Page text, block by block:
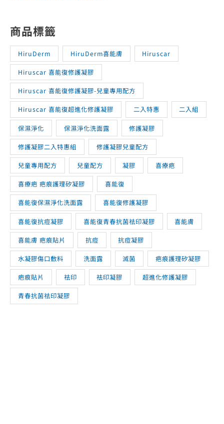
商品標籤
HiruDerm HiruDerm喜能膚 Hiruscar
Hiruscar 喜能復修護凝膠
Hiruscar 喜能復修護凝膠-兒童專用配方
Hiruscar 喜能復超進化修護凝膠 二入特惠 二入組
保濕淨化 保濕淨化洗面露 修護凝膠
修護凝膠二入特惠組 修護凝膠兒童配方
兒童專用配方 兒童配方 凝膠 喜療疤
喜療疤 疤痕護理矽凝膠 喜能復
喜能復保濕淨化洗面露 喜能復修護凝膠
喜能復抗痘凝膠 喜能復青春抗菌祛印凝膠 喜能膚
喜能膚 疤痕貼片 抗痘 抗痘凝膠
水凝膠傷口敷料 洗面露 滅菌 疤痕護理矽凝膠
疤痕貼片 祛印 祛印凝膠 超進化修護凝膠
青春抗菌祛印凝膠